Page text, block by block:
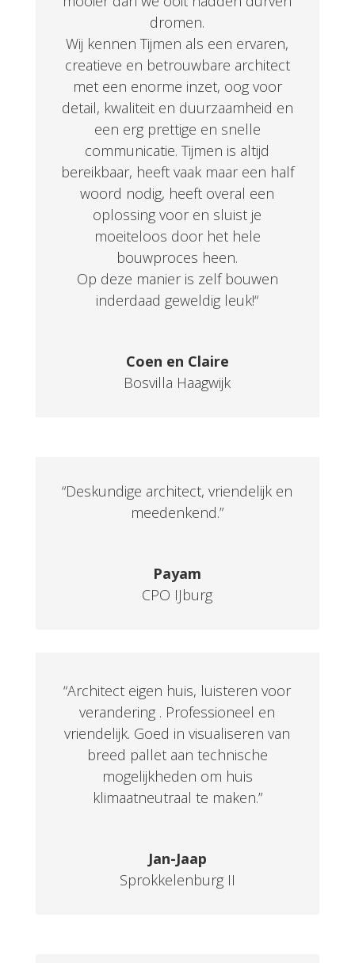
dromen.
Wij kennen Tijmen als een ervaren,
creatieve en betrouwbare architect
met een enorme inzet, oog voor
detail, kwaliteit en duurzaamheid en
een erg prettige en snelle
communicatie. Tijmen is altijd
bereikbaar, heeft vaak maar een half
woord nodig, heeft overal een
oplossing voor en sluist je
moeiteloos door het hele
bouwproces heen.
Op deze manier is zelf bouwen
inderdaad geweldig leuk!“
Coen en Claire
Bosvilla Haagwijk
“Deskundige architect, vriendelijk en
meedenkend.”
Payam
CPO IJburg
“Architect eigen huis, luisteren voor
verandering . Professioneel en
vriendelijk. Goed in visualiseren van
breed pallet aan technische
mogelijkheden om huis
klimaatneutraal te maken.”
Jan-Jaap
Sprokkelenburg II